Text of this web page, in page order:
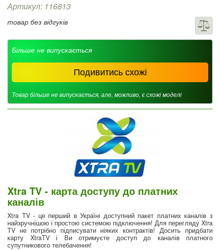
Артикул: 116813
товар без відгуків
Більше не випускається
Подивитись схожі
Товар більше не випускається, але, можливо, є схожі моделі
Xtra TV - карта доступу до платних
каналів
Xtra TV - це перший в Україні доступний пакет платних каналів з
найзручнішою і простою системою підключення! Для перегляду Xtra
TV не потрібно підписувати ніяких контрактів! Досить придбати
карту XtraTV і Ви отримуєте доступ до каналів платного
супутникового телебачення!